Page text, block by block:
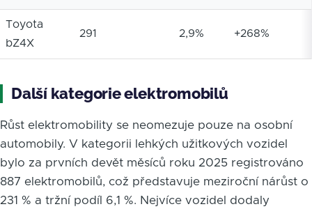
Toyota
bZ4X
291 2,9% +268%
Další kategorie elektromobilů
Růst elektromobility se neomezuje pouze na osobní
automobily. V kategorii lehkých užitkových vozidel
bylo za prvních devět měsíců roku 2025 registrováno
887 elektromobilů, což představuje meziroční nárůst o
231 % a tržní podíl 6,1 %. Nejvíce vozidel dodaly